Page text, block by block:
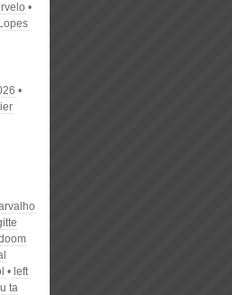
left
ta